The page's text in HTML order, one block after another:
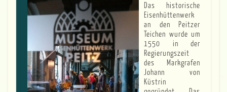
Das historische
Eisenhüttenwerk
an den Peitzer
Teichen wurde um
1550 in der
Regierungszeit
des Markgrafen
Johann von
Küstrin